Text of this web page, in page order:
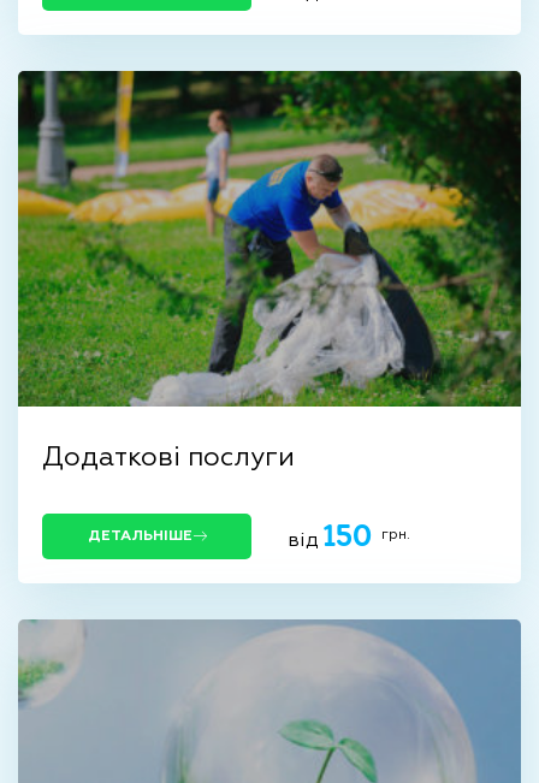
Додаткові послуги
ДЕТАЛЬНІШЕ від 150 грн.